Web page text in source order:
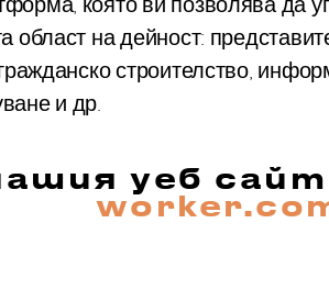
област на дейност:
строителство,
и др.
уеб сайт